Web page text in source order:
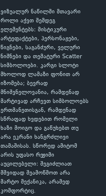
ვიზუალურ ნაწილში მთავარი
როლი აქვთ შემდეგ
ელემენტებს: მისტიკური
არტეფაქტები, პერსონაჟები,
წიგნები, საგანძური, ველური
ნიშნები და თემატური Scatter
სიმბოლოები. კარგი სლოტი
მხოლოდ ლამაზი ფონით არ
იზომება; ბევრად
მნიშვნელოვანია, რამდენად
მარტივად არჩევთ სიმბოლოებს
ერთმანეთისგან, რამდენად
სწრაფად ხვდებით რომელი
ხაზი მოიგო და გაწუხებთ თუ
არა ეკრანი ხანგრძლივი
თამაშისას. სწორედ ამიტომ
არის უფასო რეჟიმი
აუცილებელი: შეგიძლიათ
მშვიდად შეამოწმოთ არა
მარტო მექანიკა, არამედ
კომფორტიც.